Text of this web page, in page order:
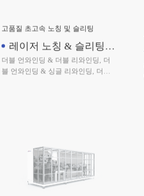
레이저 노칭 & 슬리팅
일체형 설비
더블 언와인딩 & 더블 리와인딩, 더
블 언와인딩 & 싱글 리와인딩, 더블
언와인딩 & 쿼트러플 리와인딩 선택
스크랩 없는 고정밀 노칭 기술